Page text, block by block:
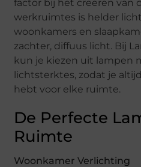
factor bij het creëren van
werkruimtes is helder
woonkamers en
zachter, diffuus licht. Bij
kun je kiezen uit lampen
lichtsterktes, zodat je
hebt voor elke ruimte.
De Perfecte
Ruimte
Woonkamer Verlichting